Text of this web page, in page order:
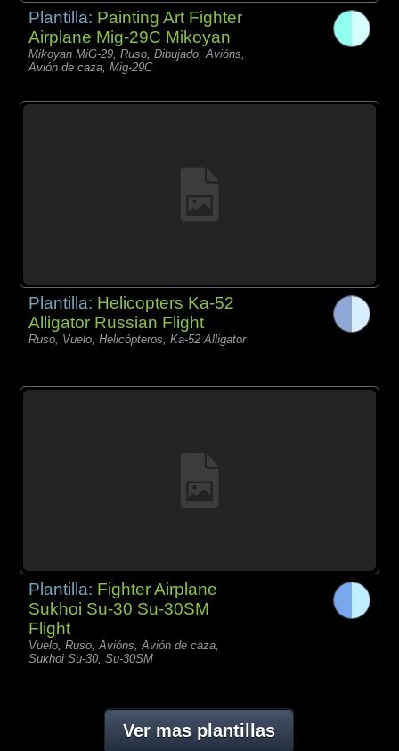
Plantilla: Painting Art Fighter
Airplane Mig-29C Mikoyan
Mikoyan MiG-29, Ruso, Dibujado, Avións,
Avión de caza, Mig-29C
Plantilla: Helicopters Ka-52
Alligator Russian Flight
Ruso, Vuelo, Helicópteros, Ka-52 Alligator
Plantilla: Fighter Airplane
Sukhoi Su-30 Su-30SM
Flight
Vuelo, Ruso, Avións, Avión de caza,
Sukhoi Su-30, Su-30SM
Ver mas plantillas